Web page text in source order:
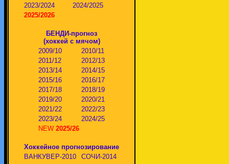
2023/2024
2024/2025
2025/2026
БЕНДИ-прогноз
(хоккей с мячом)
2009/10
2010/11
2011/12
2012/13
2013/14
2014/15
2015/16
2016/17
2017/18
2018/19
2019/20
2020/21
2021/22
2022/23
2023/24
2024/25
NEW 2025/26
Хоккейное прогнозирование
ВАНКУВЕР-2010
СОЧИ-2014